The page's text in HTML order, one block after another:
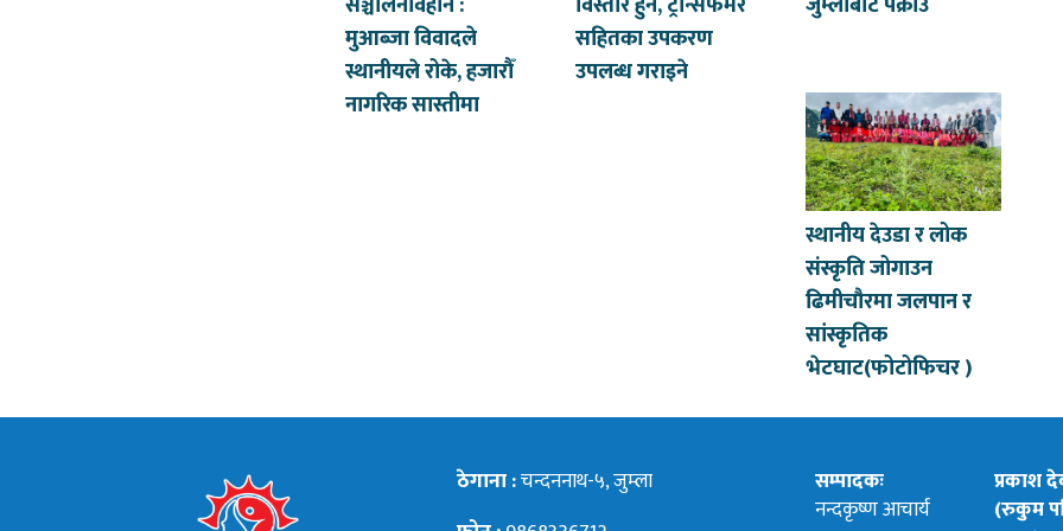
मुआब्जा विवादले
स्थानीयले रोके, हजारौँ
नागरिक सास्तीमा
सहितका उपकरण
उपलब्ध गराइने
स्थानीय देउडा र लोक
संस्कृति जोगाउन
ढिमीचौरमा जलपान र
सांस्कृतिक
भेटघाट(फोटोफिचर )
ठेगाना :चन्दननाथ-५, जुम्ला
सम्पादकः
नन्दकृष्ण आचार्य
प्रकाश
(रुकुम